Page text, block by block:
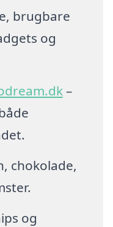
brugbare
og
–
chokolade,
og